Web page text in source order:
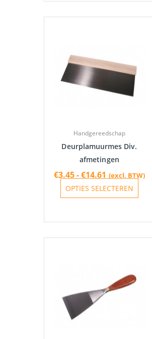
Handgereedschap
Deurplamuurmes Div.
afmetingen
€3.45-€14.61 (excl. BTW)
OPTIES SELECTEREN
€20.18